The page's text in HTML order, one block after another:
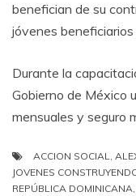
benefician de su
jóvenes
Durante la
Gobierno de México
mensuales y seguro
ACCION SOCIAL,
JOVENES
REPÚBLICA DOMINICANA,